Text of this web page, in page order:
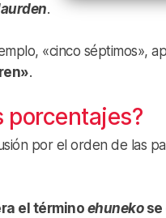
.
«cinco séptimos»,
.
porcentajes?
por el orden de las
el término ehunekose